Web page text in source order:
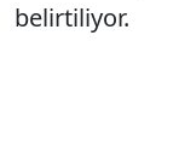
belirtiliyor.